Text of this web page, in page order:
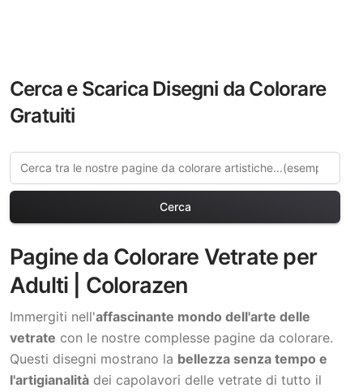
Cerca e Scarica Disegni da Colorare
Gratuiti
Cerca
Pagine da Colorare Vetrate per
Adulti | Colorazen
Immergiti nell'affascinante mondo dell'arte delle
vetrate con le nostre complesse pagine da colorare.
Questi disegni mostrano la bellezza senza tempo e
l'artigianalità dei capolavori delle vetrate di tutto il